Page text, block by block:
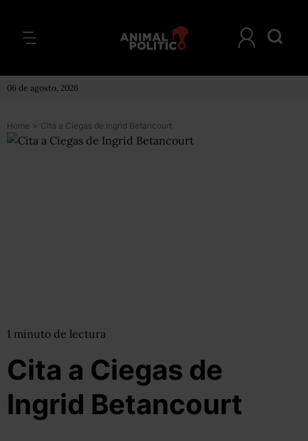
06 de agosto, 2026
Home > Cita a Ciegas de Ingrid Betancourt
1 minuto de lectura
Cita a Ciegas de
Ingrid Betancourt